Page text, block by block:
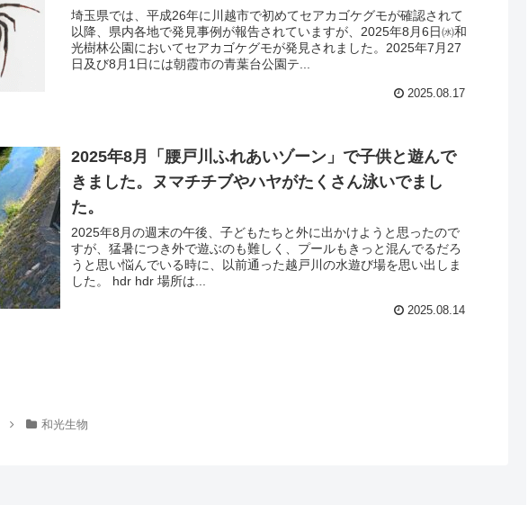
埼玉県では、平成26年に川越市で初めてセアカゴケグモが確認されて
以降、県内各地で発見事例が報告されていますが、2025年8月6日㈬和
光樹林公園においてセアカゴケグモが発見されました。2025年7月27
日及び8月1日には朝霞市の青葉台公園テ...
2025.08.17
2025年8月「腰戸川ふれあいゾーン」で子供と遊んで
きました。ヌマチチブやハヤがたくさん泳いでまし
た。
2025年8月の週末の午後、子どもたちと外に出かけようと思ったので
すが、猛暑につき外で遊ぶのも難しく、プールもきっと混んでるだろ
うと思い悩んでいる時に、以前通った越戸川の水遊び場を思い出しま
した。 hdr hdr 場所は...
2025.08.14
和光生物